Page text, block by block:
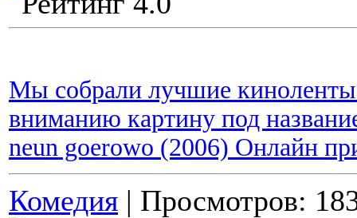
Мы собрали лучшие киноленты
вниманию картину под
neun goerowo (2006) Онлайн
Комедия | Просмотров: